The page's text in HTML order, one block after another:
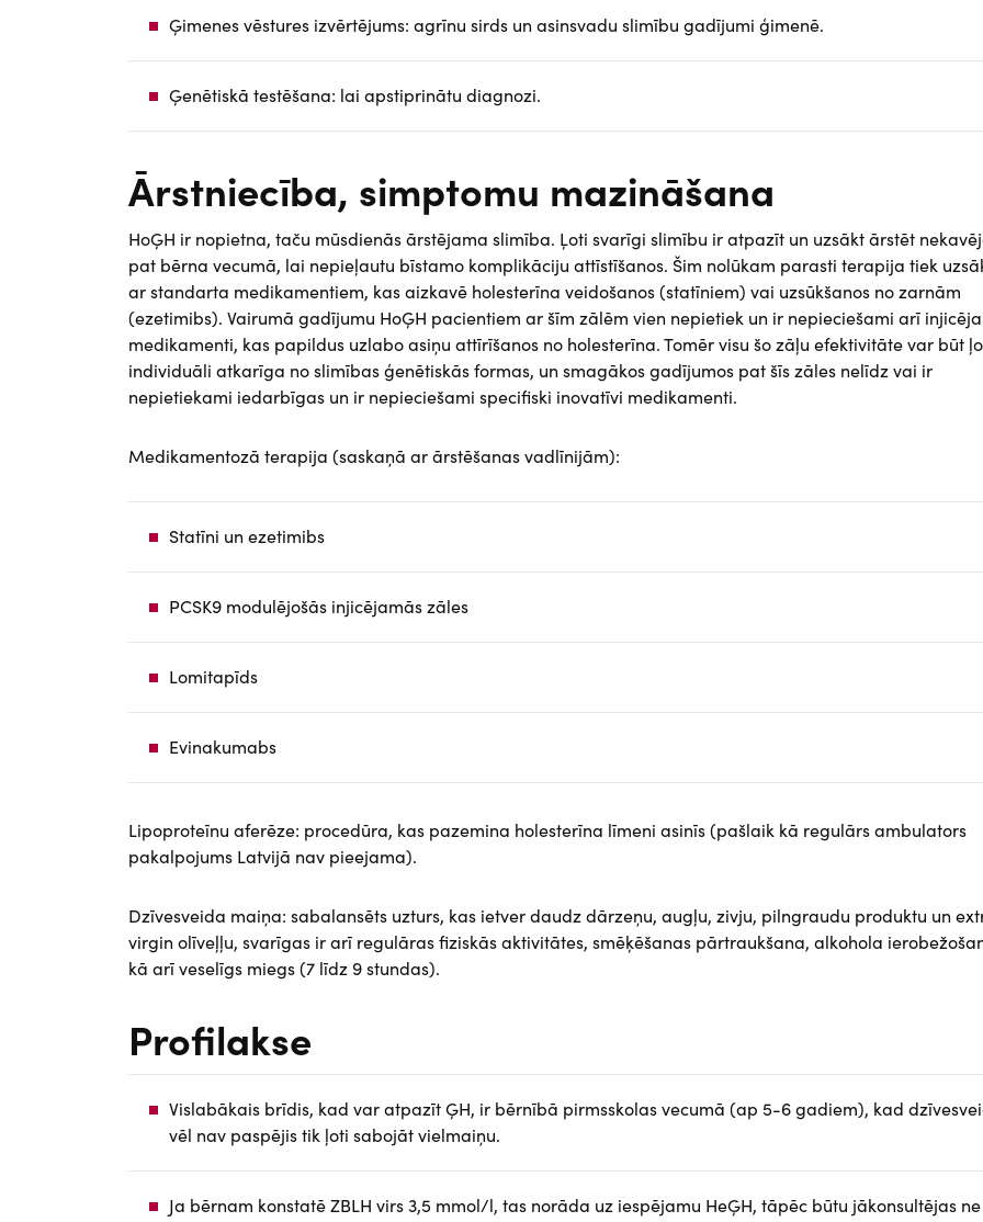
Ģimenes vēstures izvērtējums: agrīnu sirds un asinsvadu slimību gadījumi ģimenē.
Ģenētiskā testēšana: lai apstiprinātu diagnozi.
Ārstniecība, simptomu mazināšana
HoĢH ir nopietna, taču mūsdienās ārstējama slimība. Ļoti svarīgi slimību ir atpazīt un uzsākt ārstēt
pat bērna vecumā, lai nepieļautu bīstamo komplikāciju attīstīšanos. Šim nolūkam parasti terapija tiek
ar standarta medikamentiem, kas aizkavē holesterīna veidošanos (statīniem) vai uzsūkšanos no zarnām
(ezetimibs). Vairumā gadījumu HoĢH pacientiem ar šīm zālēm vien nepietiek un ir nepieciešami arī
medikamenti, kas papildus uzlabo asiņu attīrīšanos no holesterīna. Tomēr visu šo zāļu efektivitāte var būt
individuāli atkarīga no slimības ģenētiskās formas, un smagākos gadījumos pat šīs zāles nelīdz vai ir
nepietiekami iedarbīgas un ir nepieciešami specifiski inovatīvi medikamenti.
Medikamentozā terapija (saskaņā ar ārstēšanas vadlīnijām):
Statīni un ezetimibs
PCSK9 modulējošās injicējamās zāles
Lomitapīds
Evinakumabs
Lipoproteīnu aferēze: procedūra, kas pazemina holesterīna līmeni asinīs (pašlaik kā regulārs ambulators
pakalpojums Latvijā nav pieejama).
Dzīvesveida maiņa: sabalansēts uzturs, kas ietver daudz dārzeņu, augļu, zivju, pilngraudu produktu un
virgin olīveļļu, svarīgas ir arī regulāras fiziskās aktivitātes, smēķēšanas pārtraukšana, alkohola
kā arī veselīgs miegs (7 līdz 9 stundas).
Profilakse
Vislabākais brīdis, kad var atpazīt ĢH, ir bērnībā pirmsskolas vecumā (ap 5-6 gadiem), kad
vēl nav paspējis tik ļoti sabojāt vielmaiņu.
Ja bērnam konstatē ZBLH virs 3,5 mmol/l, tas norāda uz iespējamu HeĢH, tāpēc būtu jākonsultējas ne